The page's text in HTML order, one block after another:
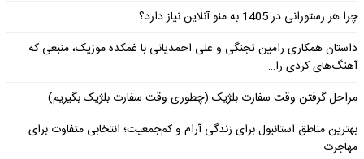
چرا هر رستورانی در 1405 به منو آنلاین نیاز دارد؟
داستان همکاری رامین تجنگی و علی احمدیانی با غمکده موزیک، منبعی که
آهنگ‌های کردی را…
مراحل گرفتن وقت سفارت بلژیک (چطوری وقت سفارت بلژیک بگیریم)
بهترین مناطق استانبول برای زندگی آرام و کم‌جمعیت؛ انتخابی متفاوت برای
مهاجرت